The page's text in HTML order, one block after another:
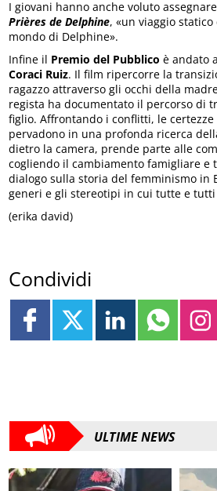
I giovani hanno anche voluto
Prières de Delphine, «un viaggio
mondo di Delphine».
Infine il Premio del Pubblico è andato
Coraci Ruiz. Il film ripercorre la
ragazzo attraverso gli occhi della
regista ha documentato il percorso di
figlio. Affrontando i conflitti, le
pervadono in una profonda ricerca
dietro la camera, prende parte alle
cogliendo il cambiamento famigliare e
dialogo sulla storia del femminismo in
generi e gli stereotipi in cui tutte e tutti
(erika david)
Condividi
ULTIME NEWS